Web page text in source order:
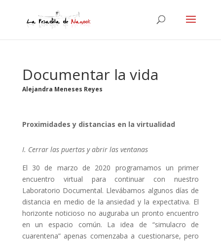
Documentar la vida
Alejandra Meneses Reyes
Proximidades y distancias en la virtualidad
I. Cerrar las puertas y abrir las ventanas
El 30 de marzo de 2020 programamos un primer
encuentro virtual para continuar con nuestro
Laboratorio Documental. Llevábamos algunos días de
distancia en medio de la ansiedad y la expectativa. El
horizonte noticioso no auguraba un pronto encuentro
en un espacio común. La idea de “simulacro de
cuarentena” apenas comenzaba a cuestionarse, pero